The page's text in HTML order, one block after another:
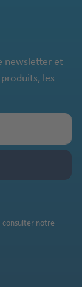
newsletter et
les
consulter notre